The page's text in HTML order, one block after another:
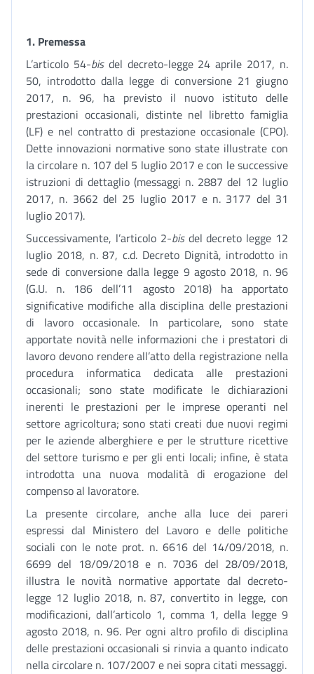
1. Premessa
L’articolo 54-bisdel decreto-legge 24 aprile 2017, n.
50, introdotto dalla legge di conversione 21 giugno
2017, n. 96, ha previsto il nuovo istituto delle
prestazioni occasionali, distinte nel libretto famiglia
(LF) e nel contratto di prestazione occasionale (CPO).
Dette innovazioni normative sono state illustrate con
la circolare n. 107 del 5 luglio 2017 e con le successive
istruzioni di dettaglio (messaggi n. 2887 del 12 luglio
2017, n. 3662 del 25 luglio 2017 e n. 3177 del 31
luglio 2017).
Successivamente, l’articolo 2-bis del decreto legge 12
luglio 2018, n. 87, c.d. Decreto Dignità, introdotto in
sede di conversione dalla legge 9 agosto 2018, n. 96
(G.U. n. 186 dell’11 agosto 2018) ha apportato
significative modifiche alla disciplina delle prestazioni
di lavoro occasionale. In particolare, sono state
apportate novità nelle informazioni che i prestatori di
lavoro devono rendere all’atto della registrazione nella
procedura informatica dedicata alle prestazioni
occasionali; sono state modificate le dichiarazioni
inerenti le prestazioni per le imprese operanti nel
settore agricoltura; sono stati creati due nuovi regimi
per le aziende alberghiere e per le strutture ricettive
del settore turismo e per gli enti locali; infine, è stata
introdotta una nuova modalità di erogazione del
compenso al lavoratore.
La presente circolare, anche alla luce dei pareri
espressi dal Ministero del Lavoro e delle politiche
sociali con le note prot. n. 6616 del 14/09/2018, n.
6699 del 18/09/2018 e n. 7036 del 28/09/2018,
illustra le novità normative apportate dal decreto-
legge 12 luglio 2018, n. 87, convertito in legge, con
modificazioni, dall’articolo 1, comma 1, della legge 9
agosto 2018, n. 96. Per ogni altro profilo di disciplina
delle prestazioni occasionali si rinvia a quanto indicato
nella circolare n. 107/2007 e nei sopra citati messaggi.